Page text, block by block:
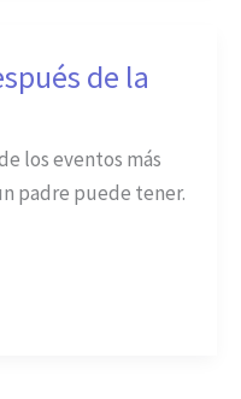
de la
los eventos más
padre puede tener.